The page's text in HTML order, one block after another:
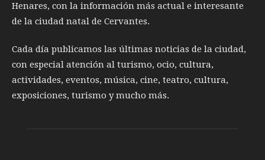
Henares, con la información más actual e interesante
de la ciudad natal de Cervantes.
Cada día publicamos las últimas noticias de la ciudad,
con especial atención al turismo, ocio, cultura,
actividades, eventos, música, cine, teatro, cultura,
exposiciones, turismo y mucho más.